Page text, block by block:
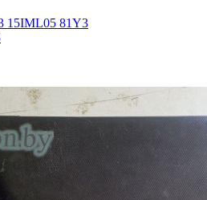
15IML05 81Y3